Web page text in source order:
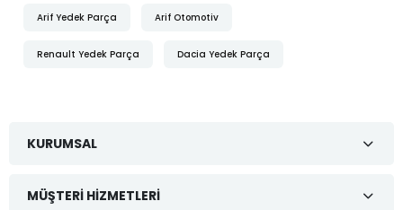
Arif Yedek Parça Arif Otomotiv
Renault Yedek Parça Dacia Yedek Parça
KURUMSAL
MÜŞTERI HIZMETLERI